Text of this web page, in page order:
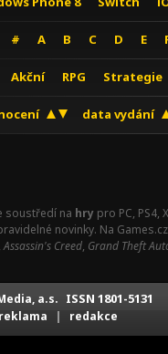
# A B C D E
Akční RPG Strategie
data vydání
soustředí na hry pro PC, PS4,
novinky. Na
,Assassin's Creed, Grand Theft
a.s. ISSN 1801-5131
reklama | redakce